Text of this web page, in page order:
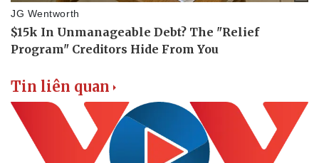
Tin liên quan